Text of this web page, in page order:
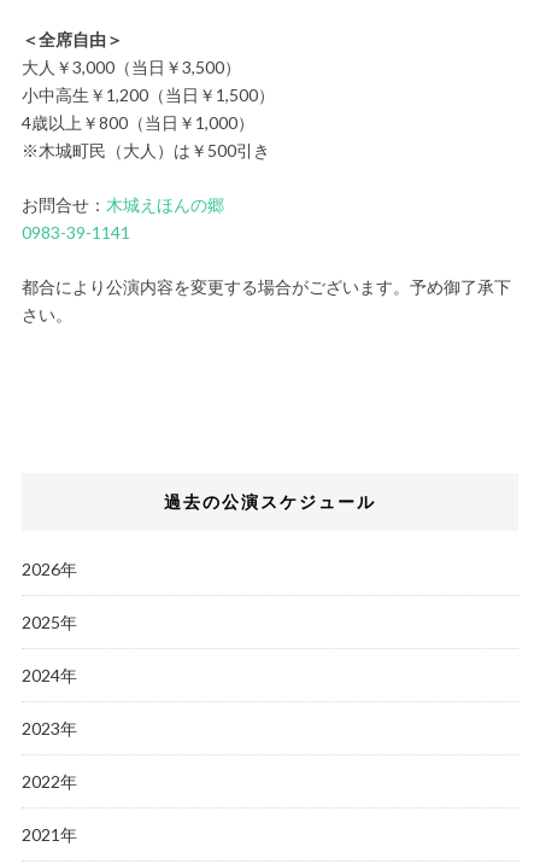
＜全席自由＞
大人￥3,000（当日￥3,500）
小中高生￥1,200（当日￥1,500）
4歳以上￥800（当日￥1,000）
※木城町民（大人）は￥500引き
お問合せ： 木城えほんの郷
0983-39-1141
都合により公演内容を変更する場合がございます。予め御了承下
さい。
過去の公演スケジュール
2026年
2025年
2024年
2023年
2022年
2021年